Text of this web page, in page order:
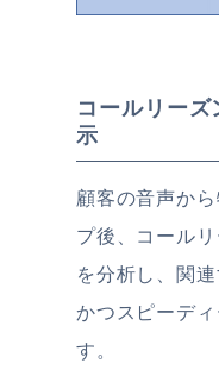
コールリーズ
示
顧客の音声か
プ後、コール
を分析し、関
かつスピーデ
す。